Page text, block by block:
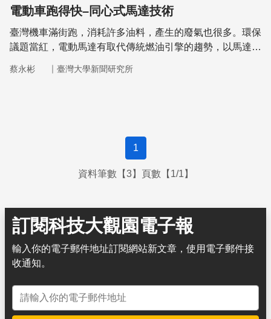
電動車跑得快–同心式馬達技術
臺灣機車滿街跑，消耗許多油料，產生的廢氣也很多。環保
議題當紅，電動馬達有取代傳統燃油引擎的趨勢，以馬達驅
蔡永彬 ｜ 臺灣大學新聞研究所
1
資料筆數【3】頁數【1/1】
訂閱科技大觀園電子報
輸入你的電子郵件地址訂閱網站新文章，使用電子郵件接
收通知。
電子郵件地址